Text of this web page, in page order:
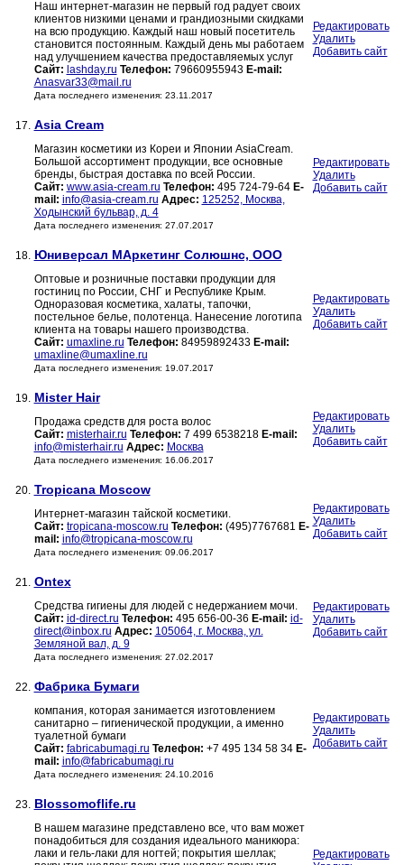
Наш интернет-магазин не первый год радует своих
клиентов низкими ценами и грандиозными скидками
на всю продукцию. Каждый наш новый посетитель
становится постоянным. Каждый день мы работаем
над улучшением качества предоставляемых услуг
Сайт: lashday.ru Телефон: 79660955943 E-mail:
Anasvar33@mail.ru
Дата последнего изменения: 23.11.2017
Редактировать
Удалить
Добавить сайт
17. Asia Cream
Магазин косметики из Кореи и Японии AsiaCream.
Большой ассортимент продукции, все основные
бренды, быстрая доставка по всей России.
Сайт: www.asia-cream.ru Телефон: 495 724-79-64 E-
mail: info@asia-cream.ru Адрес: 125252, Москва,
Ходынский бульвар, д. 4
Дата последнего изменения: 27.07.2017
Редактировать
Удалить
Добавить сайт
18. Юниверсал МАркетинг Солюшнс, ООО
Оптовые и розничные поставки продукции для
гостиниц по России, СНГ и Республике Крым.
Одноразовая косметика, халаты, тапочки,
постельное белье, полотенца. Нанесение логотипа
клиента на товары нашего производства.
Сайт: umaxline.ru Телефон: 84959892433 E-mail:
umaxline@umaxline.ru
Дата последнего изменения: 19.07.2017
Редактировать
Удалить
Добавить сайт
19. Mister Hair
Продажа средств для роста волос
Сайт: misterhair.ru Телефон: 7 499 6538218 E-mail:
info@misterhair.ru Адрес: Москва
Дата последнего изменения: 16.06.2017
Редактировать
Удалить
Добавить сайт
20. Tropicana Moscow
Интернет-магазин тайской косметики.
Сайт: tropicana-moscow.ru Телефон: (495)7767681 E-
mail: info@tropicana-moscow.ru
Дата последнего изменения: 09.06.2017
Редактировать
Удалить
Добавить сайт
21. Ontex
Средства гигиены для людей с недержанием мочи.
Сайт: id-direct.ru Телефон: 495 656-00-36 E-mail: id-
direct@inbox.ru Адрес: 105064, г. Москва, ул.
Земляной вал, д. 9
Дата последнего изменения: 27.02.2017
Редактировать
Удалить
Добавить сайт
22. Фабрика Бумаги
компания, которая занимается изготовлением
санитарно – гигиенической продукции, а именно
туалетной бумаги
Сайт: fabricabumagi.ru Телефон: +7 495 134 58 34 E-
mail: info@fabricabumagi.ru
Дата последнего изменения: 24.10.2016
Редактировать
Удалить
Добавить сайт
23. Blossomoflife.ru
В нашем магазине представлено все, что вам может
понадобиться для создания идеального маникюра:
лаки и гель-лаки для ногтей; покрытия шеллак;
Редактировать